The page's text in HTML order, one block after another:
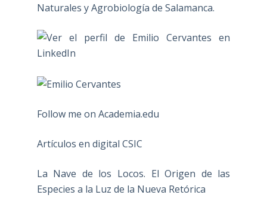
Naturales y Agrobiología de Salamanca.
Follow me on Academia.edu
Artículos en digital CSIC
La Nave de los Locos. El Origen de las
Especies a la Luz de la Nueva Retórica